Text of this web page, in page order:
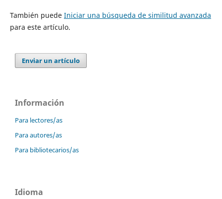
También puede Iniciar una búsqueda de similitud avanzada
para este artículo.
Enviar un artículo
Información
Para lectores/as
Para autores/as
Para bibliotecarios/as
Idioma